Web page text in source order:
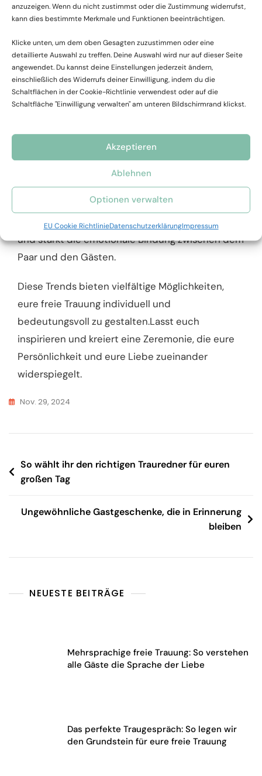
anzuzeigen. Wenn du nicht zustimmst oder die Zustimmung widerrufst,
kann dies bestimmte Merkmale und Funktionen beeinträchtigen.
Klicke unten, um dem oben Gesagten zuzustimmen oder eine
detaillierte Auswahl zu treffen. Deine Auswahl wird nur auf dieser Seite
angewendet. Du kannst deine Einstellungen jederzeit ändern,
einschließlich des Widerrufs deiner Einwilligung, indem du die
Schaltflächen in der Cookie-Richtlinie verwendest oder auf die
Schaltfläche "Einwilligung verwalten" am unteren Bildschirmrand klickst.
Akzeptieren
Ablehnen
Optionen verwalten
EU Cookie RichtlinieDatenschutzerklärungImpressum
Kleine, intime Hochzeiten im engsten Familien-
und Freundeskreis sind weiterhin im Trend. Diese
sogenannten „Micro Weddings“ ermöglichen es
Paaren, den Tag persönlicher zu gestalten und
sich auf das Wesentliche zu konzentrieren.
Freunde oder Familie
Ein besonders herzlicher Trend ist es, die Trauung
von einem engen Freund oder Familienmitglied
durchführen zu lassen. Dies verleiht der
Zeremonie eine zusätzliche persönliche Note
und stärkt die emotionale Bindung zwischen dem
Paar und den Gästen.
Diese Trends bieten vielfältige Möglichkeiten,
eure freie Trauung individuell und
bedeutungsvoll zu gestalten.Lasst euch
inspirieren und kreiert eine Zeremonie, die eure
Persönlichkeit und eure Liebe zueinander
widerspiegelt.
Nov. 29, 2024
So wählt ihr den richtigen Trauredner für euren
großen Tag
Ungewöhnliche Gastgeschenke, die in Erinnerung
bleiben
NEUESTE BEITRÄGE
Mehrsprachige freie Trauung: So verstehen
alle Gäste die Sprache der Liebe
Das perfekte Traugespräch: So legen wir
den Grundstein für eure freie Trauung